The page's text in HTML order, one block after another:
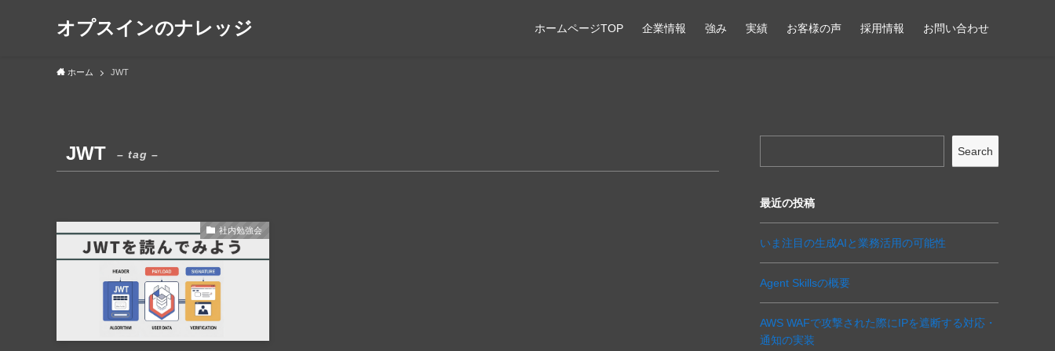
オプスインのナレッジ ホームページTOP 企業情報 強み 実績 お客様の声 採用情報 お問い合わせ
ホーム JWT
JWT – tag –
社内勉強会
Search
最近の投稿
いま注目の生成AIと業務活用の可能性
Agent Skillsの概要
AWS WAFで攻撃された際にIPを遮断する対応・
通知の実装